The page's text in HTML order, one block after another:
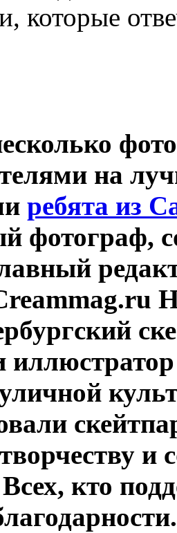
которые
на
ребята из
фотограф,
и
кто